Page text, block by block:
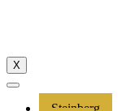
X
Steinberg